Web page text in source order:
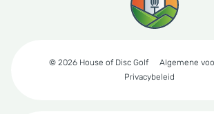
© 2026 House of Disc Golf
Algemene
Privacybeleid